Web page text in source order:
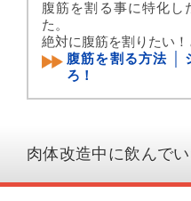
腹筋を割る事に特化し
た。
絶対に腹筋を割りたい！
腹筋を割る方法 │
ろ！
肉体改造中に飲んで